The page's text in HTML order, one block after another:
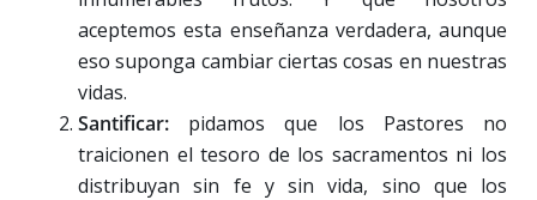
aceptemos esta enseñanza verdadera, aunque
eso suponga cambiar ciertas cosas en nuestras
vidas.
Santificar: pidamos que los Pastores no
traicionen el tesoro de los sacramentos ni los
distribuyan sin fe y sin vida, sino que los